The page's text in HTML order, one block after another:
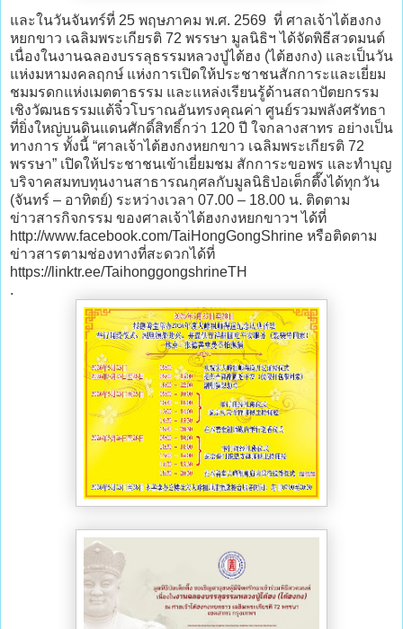
และในวันจันทร์ที่ 25 พฤษภาคม พ.ศ. 2569 ที่ ศาลเจ้าไต้ฮงกง
หยกขาว เฉลิมพระเกียรติ 72 พรรษา มูลนิธิฯ ได้จัดพิธีสวดมนต์
เนื่องในงานฉลองบรรลุธรรมหลวงปู่ไต้ฮง (ไต้ฮงกง) และเป็นวัน
แห่งมหามงคลฤกษ์ แห่งการเปิดให้ประชาชนสักการะและเยี่ยม
ชมมรดกแห่งเมตตาธรรม และแหล่งเรียนรู้ด้านสถาปัตยกรรม
เชิงวัฒนธรรมแต้จิ๋วโบราณอันทรงคุณค่า ศูนย์รวมพลังศรัทธา
ที่ยิ่งใหญ่บนดินแดนศักดิ์สิทธิ์กว่า 120 ปี ใจกลางสาทร อย่างเป็น
ทางการ ทั้งนี้ “ศาลเจ้าไต้ฮงกงหยกขาว เฉลิมพระเกียรติ 72
พรรษา” เปิดให้ประชาชนเข้าเยี่ยมชม สักการะขอพร และทำบุญ
บริจาคสมทบทุนงานสาธารณกุศลกับมูลนิธิป่อเต็กตึ๊งได้ทุกวัน
(จันทร์ – อาทิตย์) ระหว่างเวลา 07.00 – 18.00 น. ติดตาม
ข่าวสารกิจกรรม ของศาลเจ้าไต้ฮงกงหยกขาวฯ ได้ที่
http://www.facebook.com/TaiHongGongShrine หรือติดตาม
ข่าวสารตามช่องทางที่สะดวกได้ที่
https://linktr.ee/TaihonggongshrineTH
.